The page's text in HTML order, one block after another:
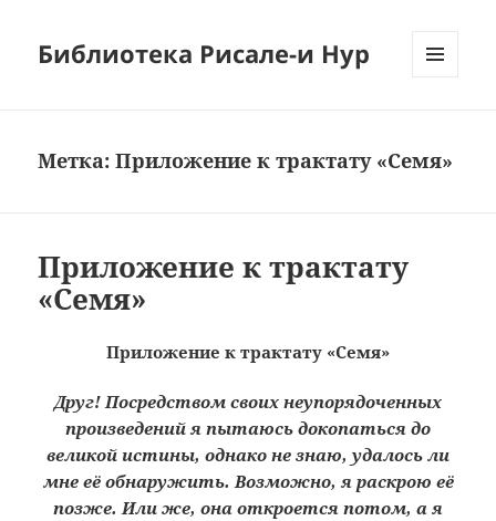
Библиотека Рисале-и Нур
Метка:Приложение к трактату «Семя»
Приложение к трактату
«Семя»
Приложение к трактату «Семя»
Друг! Посредством своих неупорядоченных
произведений я пытаюсь докопаться до
великой истины, однако не знаю, удалось ли
мне её обнаружить. Возможно, я раскрою её
позже. Или же, она откроется потом, а я